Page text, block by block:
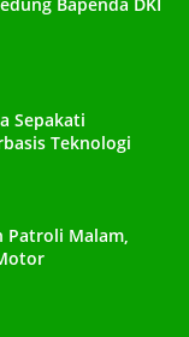
Sepakati
Teknologi
Patroli Malam,